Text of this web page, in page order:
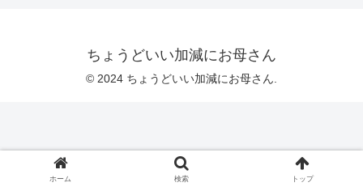
ちょうどいい加減にお母さん
© 2024 ちょうどいい加減にお母さん.
ホーム 検索 トップ